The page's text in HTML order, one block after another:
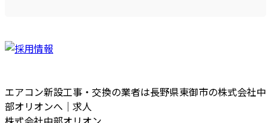
エアコン新設工事・交換の業者は長野県東御市の株式会社中
部オリオンへ｜求人